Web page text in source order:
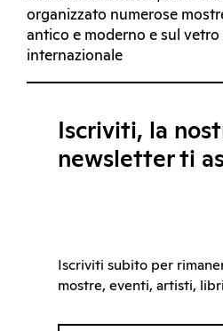
organizzato numerose
antico e moderno e sul
internazionale
Iscriviti, la
newsletter ti
Iscriviti subito per
mostre, eventi, artisti,